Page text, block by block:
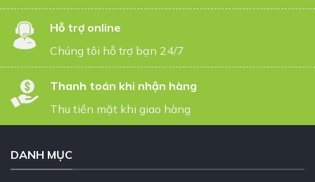
Hỗ trợ online
Chúng tôi hỗ trợ bạn 24/7
Thanh toán khi nhận hàng
Thu tiền mặt khi giao hàng
DANH MỤC